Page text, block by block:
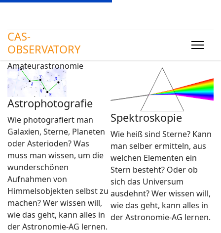
CAS-
OBSERVATORY
Amateurastronomie
Astrophotografie
Wie photografiert man
Galaxien, Sterne, Planeten
oder Asterioden? Was
muss man wissen, um die
wunderschönen
Aufnahmen von
Himmelsobjekten selbst zu
machen? Wer wissen will,
wie das geht, kann alles in
der Astronomie-AG lernen.
Spektroskopie
Wie heiß sind Sterne? Kann
man selber ermitteln, aus
welchen Elementen ein
Stern besteht? Oder ob
sich das Universum
ausdehnt? Wer wissen will,
wie das geht, kann alles in
der Astronomie-AG lernen.